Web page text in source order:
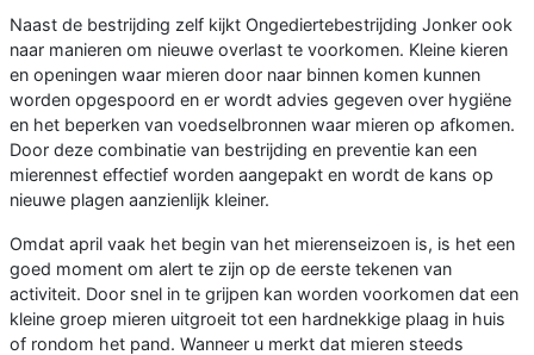
Naast de bestrijding zelf kijkt Ongediertebestrijding Jonker ook
naar manieren om nieuwe overlast te voorkomen. Kleine kieren
en openingen waar mieren door naar binnen komen kunnen
worden opgespoord en er wordt advies gegeven over hygiëne
en het beperken van voedselbronnen waar mieren op afkomen.
Door deze combinatie van bestrijding en preventie kan een
mierennest effectief worden aangepakt en wordt de kans op
nieuwe plagen aanzienlijk kleiner.
Omdat april vaak het begin van het mierenseizoen is, is het een
goed moment om alert te zijn op de eerste tekenen van
activiteit. Door snel in te grijpen kan worden voorkomen dat een
kleine groep mieren uitgroeit tot een hardnekkige plaag in huis
of rondom het pand. Wanneer u merkt dat mieren steeds